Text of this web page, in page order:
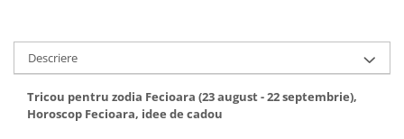
Descriere
Tricou pentru zodia Fecioara (23 august - 22 septembrie),
Horoscop Fecioara, idee de cadou